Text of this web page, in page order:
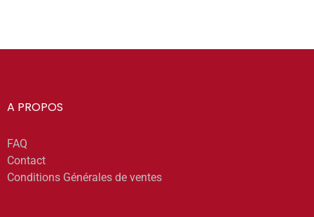
A PROPOS
FAQ
Contact
Conditions Générales de ventes